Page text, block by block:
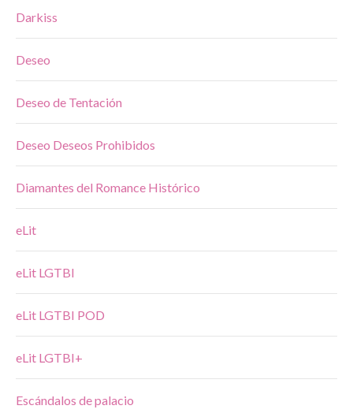
Darkiss
Deseo
Deseo de Tentación
Deseo Deseos Prohibidos
Diamantes del Romance Histórico
eLit
eLit LGTBI
eLit LGTBI POD
eLit LGTBI+
Escándalos de palacio